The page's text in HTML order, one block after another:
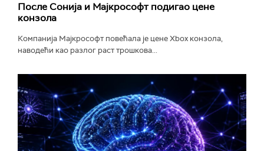
После Сонија и Мајкрософт подигао цене
конзола
Компанија Мајкрософт повећала је цене Xbox конзола,
наводећи као разлог раст трошкова...